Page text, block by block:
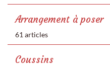
Arrangement à poser
61 articles
Coussins